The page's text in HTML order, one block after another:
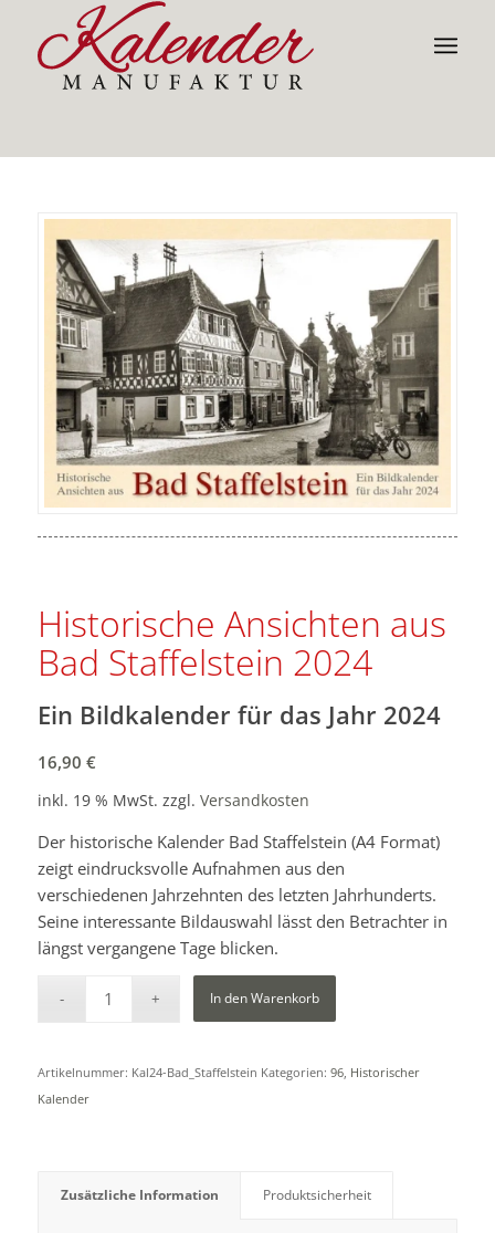
Historische Ansichten aus
Bad Staffelstein 2024
Ein Bildkalender für das Jahr 2024
16,90 €
inkl. 19 % MwSt. zzgl. Versandkosten
Der historische Kalender Bad Staffelstein (A4 Format)
zeigt eindrucksvolle Aufnahmen aus den
verschiedenen Jahrzehnten des letzten Jahrhunderts.
Seine interessante Bildauswahl lässt den Betrachter in
längst vergangene Tage blicken.
In den Warenkorb
Artikelnummer: Kal24-Bad_Staffelstein Kategorien: 96, Historischer
Kalender
Zusätzliche Information Produktsicherheit